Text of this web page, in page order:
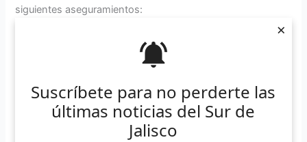
Suscríbete para no perderte las
últimas noticias del Sur de
Jalisco
×
siguientes aseguramientos:
• Gasolina: 60 mil litros
• Dólares: 3
• Pesos mexicanos: 13 mil 110